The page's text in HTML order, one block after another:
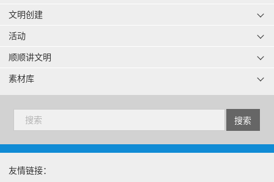
文明创建
活动
顺顺讲文明
素材库
友情链接：